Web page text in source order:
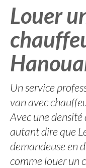
Louer
Un service
van avec
Avec une
autant dire que
demandeuse en
comme louer un